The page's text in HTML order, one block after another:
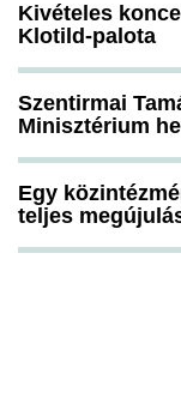
Kivételes
Klotild-palota
Szentirmai
Minisztérium
Egy
teljes